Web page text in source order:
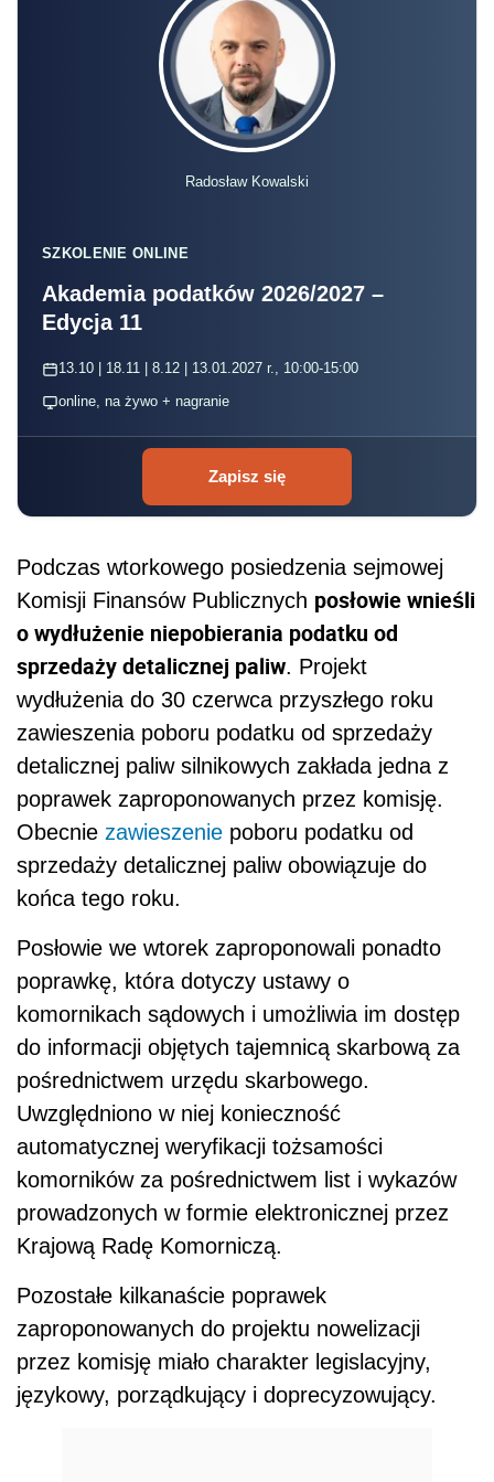
Radosław Kowalski
SZKOLENIE ONLINE
Akademia podatków 2026/2027 –
Edycja 11
13.10 | 18.11 | 8.12 | 13.01.2027 r., 10:00-15:00
online, na żywo + nagranie
Zapisz się
Podczas wtorkowego posiedzenia sejmowej
Komisji Finansów Publicznych posłowie wnieśli
o wydłużenie niepobierania podatku od
sprzedaży detalicznej paliw. Projekt
wydłużenia do 30 czerwca przyszłego roku
zawieszenia poboru podatku od sprzedaży
detalicznej paliw silnikowych zakłada jedna z
poprawek zaproponowanych przez komisję.
Obecnie zawieszenie poboru podatku od
sprzedaży detalicznej paliw obowiązuje do
końca tego roku.
Posłowie we wtorek zaproponowali ponadto
poprawkę, która dotyczy ustawy o
komornikach sądowych i umożliwia im dostęp
do informacji objętych tajemnicą skarbową za
pośrednictwem urzędu skarbowego.
Uwzględniono w niej konieczność
automatycznej weryfikacji tożsamości
komorników za pośrednictwem list i wykazów
prowadzonych w formie elektronicznej przez
Krajową Radę Komorniczą.
Pozostałe kilkanaście poprawek
zaproponowanych do projektu nowelizacji
przez komisję miało charakter legislacyjny,
językowy, porządkujący i doprecyzowujący.